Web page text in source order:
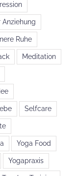
Anziehung
Ruhe
Meditation
Selfcare
Yoga Food
Yogapraxis